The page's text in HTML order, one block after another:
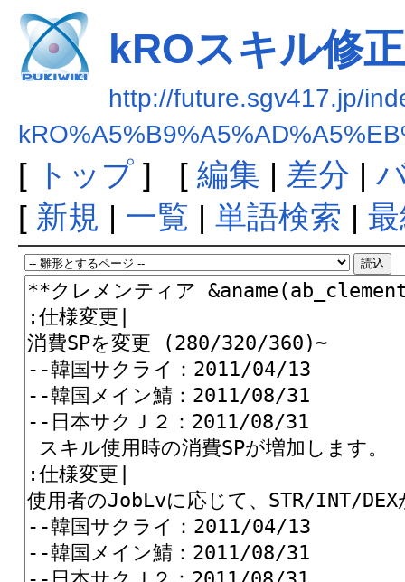
kROスキル修
http://future.sgv417.jp/
[ トップ] [ 編集 | 差分 |
[ 新規 | 一覧 | 単語検索 |